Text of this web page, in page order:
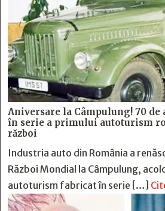
Aniversare la Câmpulung! 70 de
în serie a primului autoturism
război
Industria auto din România a
Război Mondial la Câmpulung,
autoturism fabricat în serie […]